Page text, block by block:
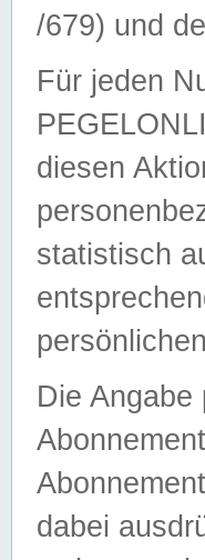
/679) und
Für jeden
diesen
statistisch
Die
dabei